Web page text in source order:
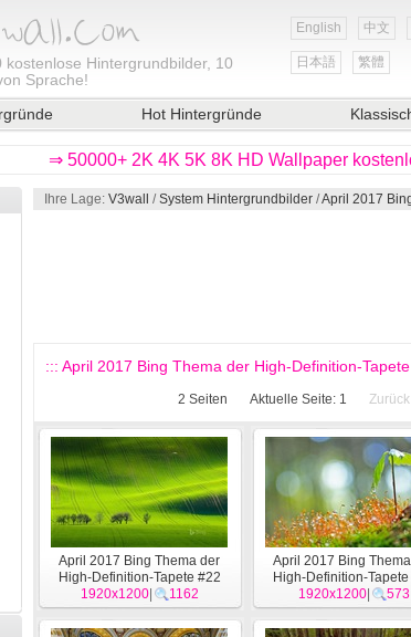
kostenlose Hintergrundbilder, 10
Sprache!
English 中文
日本語 繁體
Hot Hintergründe
⇒ 50000+ 2K 4K 5K 8K HD Wallpaper
Ihre Lage: V3wall /System Hintergrundbilder /April 2017
::: April 2017 Bing Thema der High-Definition-
2 Seiten Aktuelle Seite: 1 Zurück
April 2017 Bing Thema der
High-Definition-Tapete #22
1920x1200| 1162
April 2017 Bing
High-Definition-Tapete
1920x1200| 573